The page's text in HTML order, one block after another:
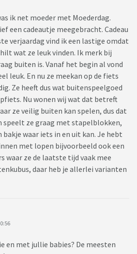
ik net moeder met Moederdag.
een cadeautje meegebracht. Cadeau
verjaardag vind ik een lastige omdat
wat ze leuk vinden. Ik merk bij
buiten is. Vanaf het begin al vond
leuk. En nu ze meekan op de fiets
Ze heeft dus wat buitenspeelgoed
Nu wonen wij wat dat betreft
ze veilig buiten kan spelen, dus dat
speelt ze graag met stapelblokken,
waar iets in en uit kan. Je hebt
met lopen bijvoorbeeld ook een
waar ze de laatste tijd vaak mee
daar heb je allerlei varianten
en met jullie babies? De meesten